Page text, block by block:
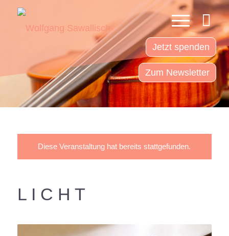
Zum Newsletter
Jetzt spenden
Diese Veranstaltung hat bereits stattgefunden.
L I C H T